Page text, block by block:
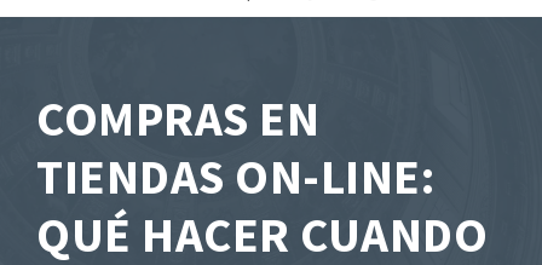
COMPRAS EN
TIENDAS ON-LINE:
QUÉ HACER CUANDO